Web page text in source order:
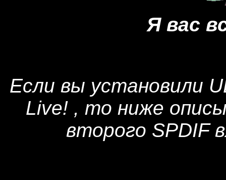
Я вас
Если вы установили
Live! , то ниже
второго SPDIF